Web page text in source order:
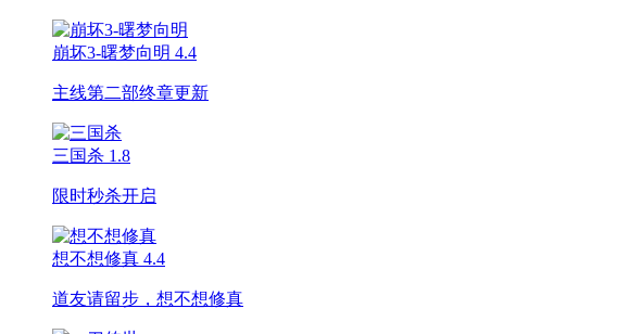
崩坏3-曙梦向明 4.4
主线第二部终章更新
三国杀 1.8
限时秒杀开启
想不想修真 4.4
道友请留步，想不想修真